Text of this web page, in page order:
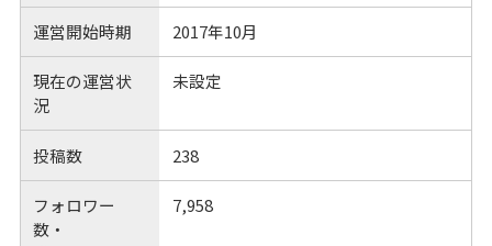
運営開始時期 2017年10月
現在の運営状
況
未設定
投稿数 238
フォロワー
数・
7,958